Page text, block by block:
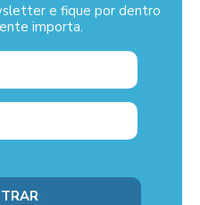
e fique por dentro
importa.